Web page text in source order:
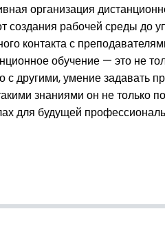
организация
создания рабочей среды до
контакта с
обучение — это не
с другими, умение задавать
знаниями он не только
для будущей